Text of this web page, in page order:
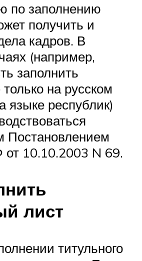
по заполнению
получить и
кадров. В
(например,
заполнить
на русском
языке республик)
Постановлением
10.10.2003 N 69.
лист
титульного